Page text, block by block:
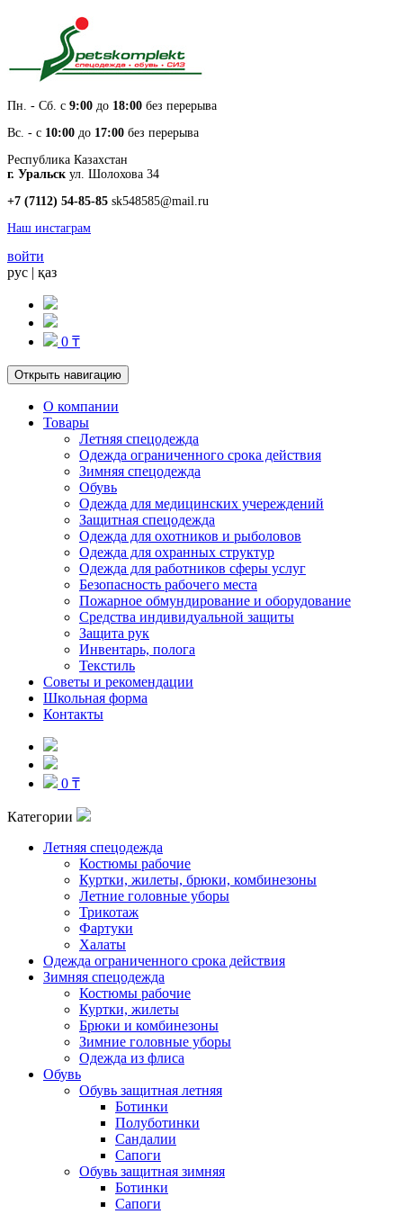
Пн. - Cб. с 9:00 до 18:00 без перерыва
Вс. - с 10:00 до 17:00 без перерыва
Республика Казахстан
г. Уральск ул. Шолохова 34
+7 (7112) 54-85-85 sk548585@mail.ru
Наш инстаграм
войти
рус | қаз
0 ₸
Открыть навигацию
О компании
Товары
Летняя спецодежда
Одежда ограниченного срока действия
Зимняя спецодежда
Обувь
Одежда для медицинских учереждений
Защитная спецодежда
Одежда для охотников и рыболовов
Одежда для охранных структур
Одежда для работников сферы услуг
Безопасность рабочего места
Пожарное обмундирование и оборудование
Средства индивидуальной защиты
Защита рук
Инвентарь, полога
Текстиль
Советы и рекомендации
Школьная форма
Контакты
0 ₸
Категории
Летняя спецодежда
Костюмы рабочие
Куртки, жилеты, брюки, комбинезоны
Летние головные уборы
Трикотаж
Фартуки
Халаты
Одежда ограниченного срока действия
Зимняя спецодежда
Костюмы рабочие
Куртки, жилеты
Брюки и комбинезоны
Зимние головные уборы
Одежда из флиса
Обувь
Обувь защитная летняя
Ботинки
Полуботинки
Сандалии
Сапоги
Обувь защитная зимняя
Ботинки
Сапоги